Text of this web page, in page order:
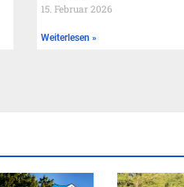
15. Februar 2026
Weiterlesen »